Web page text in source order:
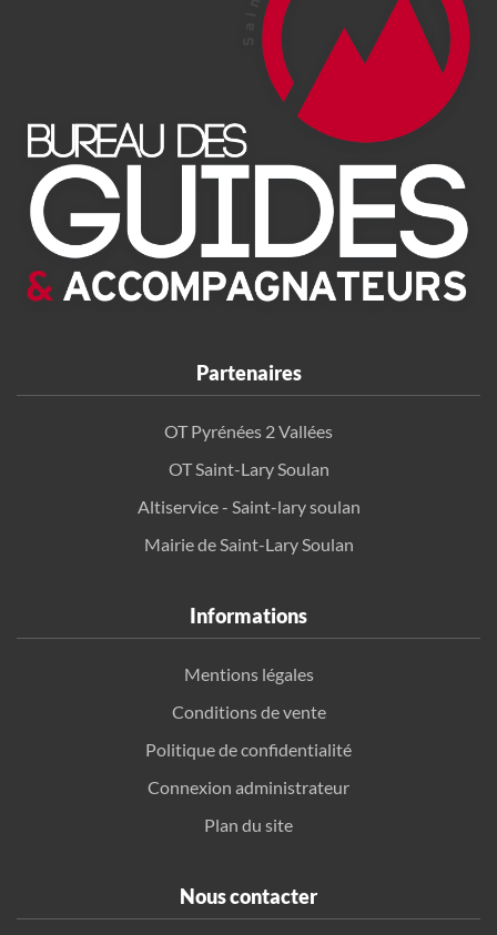
Partenaires
OT Pyrénées 2 Vallées
OT Saint-Lary Soulan
Altiservice - Saint-lary soulan
Mairie de Saint-Lary Soulan
Informations
Mentions légales
Conditions de vente
Politique de confidentialité
Connexion administrateur
Plan du site
Nous contacter